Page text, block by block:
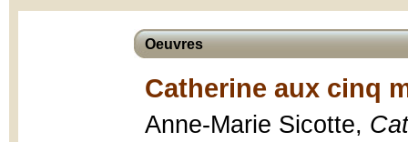
Oeuvres
Catherine aux cinq
Anne-Marie Sicotte,